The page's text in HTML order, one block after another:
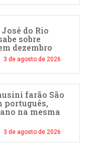
do Rio
sobre
dezembro
3 de agosto de 2026
farão São
português,
na mesma
3 de agosto de 2026